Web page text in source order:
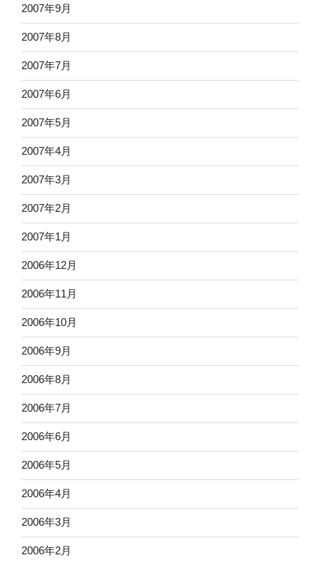
2007年9月
2007年8月
2007年7月
2007年6月
2007年5月
2007年4月
2007年3月
2007年2月
2007年1月
2006年12月
2006年11月
2006年10月
2006年9月
2006年8月
2006年7月
2006年6月
2006年5月
2006年4月
2006年3月
2006年2月